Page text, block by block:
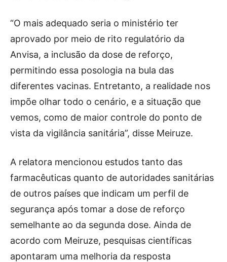
“O mais adequado seria o ministério ter
aprovado por meio de rito regulatório da
Anvisa, a inclusão da dose de reforço,
permitindo essa posologia na bula das
diferentes vacinas. Entretanto, a realidade nos
impõe olhar todo o cenário, e a situação que
vemos, como de maior controle do ponto de
vista da vigilância sanitária”, disse Meiruze.
A relatora mencionou estudos tanto das
farmacêuticas quanto de autoridades sanitárias
de outros países que indicam um perfil de
segurança após tomar a dose de reforço
semelhante ao da segunda dose. Ainda de
acordo com Meiruze, pesquisas científicas
apontaram uma melhoria da resposta